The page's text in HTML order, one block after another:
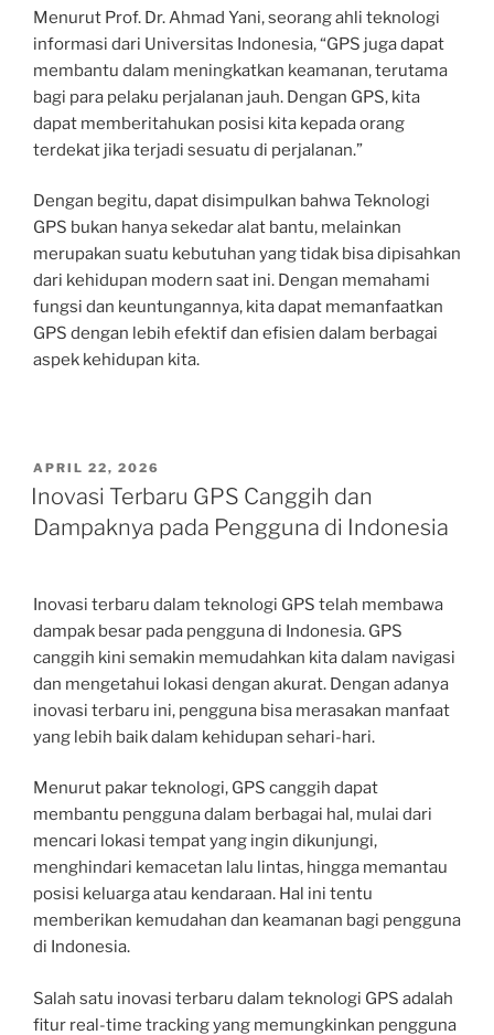
Menurut Prof. Dr. Ahmad Yani, seorang ahli teknologi
informasi dari Universitas Indonesia, “GPS juga dapat
membantu dalam meningkatkan keamanan, terutama
bagi para pelaku perjalanan jauh. Dengan GPS, kita
dapat memberitahukan posisi kita kepada orang
terdekat jika terjadi sesuatu di perjalanan.”
Dengan begitu, dapat disimpulkan bahwa Teknologi
GPS bukan hanya sekedar alat bantu, melainkan
merupakan suatu kebutuhan yang tidak bisa dipisahkan
dari kehidupan modern saat ini. Dengan memahami
fungsi dan keuntungannya, kita dapat memanfaatkan
GPS dengan lebih efektif dan efisien dalam berbagai
aspek kehidupan kita.
POSTED
ON
APRIL 22, 2026
Inovasi Terbaru GPS Canggih dan
Dampaknya pada Pengguna di Indonesia
Inovasi terbaru dalam teknologi GPS telah membawa
dampak besar pada pengguna di Indonesia. GPS
canggih kini semakin memudahkan kita dalam navigasi
dan mengetahui lokasi dengan akurat. Dengan adanya
inovasi terbaru ini, pengguna bisa merasakan manfaat
yang lebih baik dalam kehidupan sehari-hari.
Menurut pakar teknologi, GPS canggih dapat
membantu pengguna dalam berbagai hal, mulai dari
mencari lokasi tempat yang ingin dikunjungi,
menghindari kemacetan lalu lintas, hingga memantau
posisi keluarga atau kendaraan. Hal ini tentu
memberikan kemudahan dan keamanan bagi pengguna
di Indonesia.
Salah satu inovasi terbaru dalam teknologi GPS adalah
fitur real-time tracking yang memungkinkan pengguna